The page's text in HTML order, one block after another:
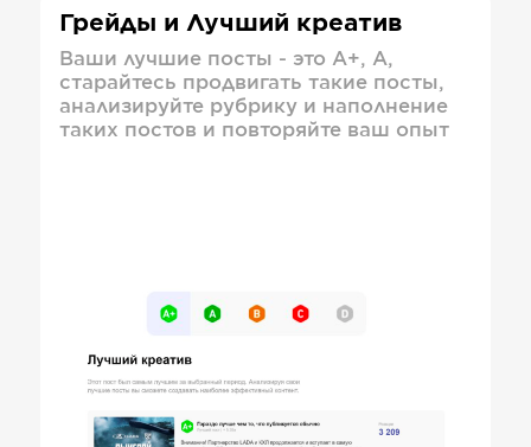
Грейды и Лучший креатив
Ваши лучшие посты - это А+, А,
старайтесь продвигать такие посты,
анализируйте рубрику и наполнение
таких постов и повторяйте ваш опыт